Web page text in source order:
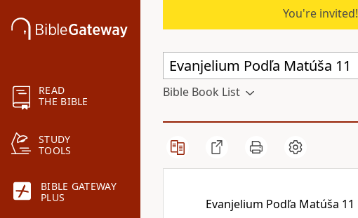
READ
THE BIBLE
STUDY
TOOLS
BIBLE GATEWAY
PLUS
You're invited!
Bible Book List
Evanjelium Podľa Matúša 11